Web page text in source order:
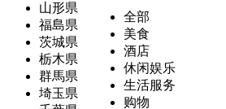
山形県
福島県
茨城県
栃木県
群馬県
埼玉県
全部
美食
酒店
休闲娱乐
生活服务
购物